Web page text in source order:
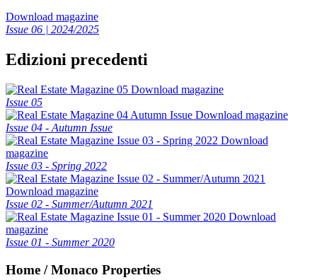
Download magazine
Issue 06 | 2024/2025
Edizioni precedenti
Download magazine
Issue 05
Download magazine
Issue 04 - Autumn Issue
Download
magazine
Issue 03 - Spring 2022
Download magazine
Issue 02 - Summer/Autumn 2021
Download
magazine
Issue 01 - Summer 2020
Home / Monaco Properties